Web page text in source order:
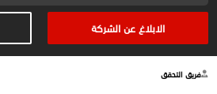
الابلاغ عن الشركة
فريق التحقق